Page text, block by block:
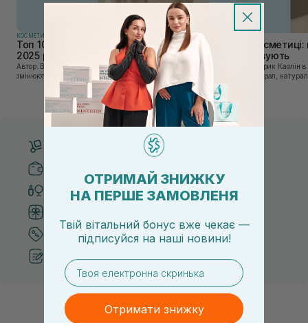
КОСМЕТИКА
Топ 10 брендів доглядової косметики у
2025 році
Автор: Віка Нагорна У сучасному світі, де тренди
змінюються зі швидкістю світла, а ринок популярної
косметики переповнений новими пропозиціями, вибір
засобу для себе стає справжнім викликом. 2025 р...
Каолін в
використовують
Автор: Юлія Цебрик Каолін в косметології – це
природний мінерал,
безліч переваг для шкіри
завдяки великій кількості
Безкоштовна доставка від 3000 UAH
Тільки оригінальна косметика
Кращі ціни та топ товари
ОТРИМАЙ ЗНИЖКУ
НА ПЕРШЕ ЗАМОВЛЕНЯ
Твій вітальний бонус вже чекає —
підписуйся на наші новини!
email
Отримати знижку